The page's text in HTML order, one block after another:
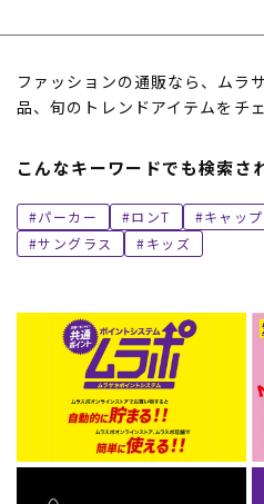
ファッションの通販なら、ムラ
品、旬のトレンドアイテムをチェ
こんなキーワードでも検索さ
パーカー ロンT キャップ
サングラス
キッズ